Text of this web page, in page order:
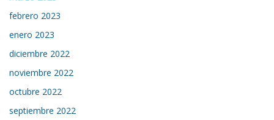
febrero 2023
enero 2023
diciembre 2022
noviembre 2022
octubre 2022
septiembre 2022